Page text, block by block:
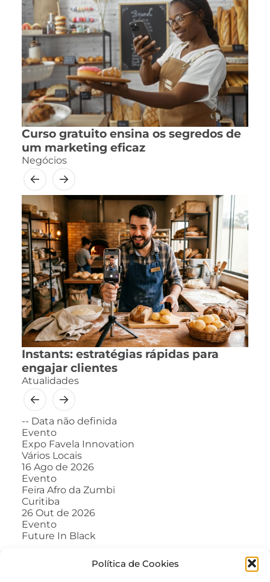
Política de Cookies
Curso gratuito ensina os segredos de
um marketing eficaz
Negócios
Instants: estratégias rápidas para
engajar clientes
Atualidades
-- Data não definida
Evento
Expo Favela Innovation
Vários Locais
16 Ago de 2026
Evento
Feira Afro da Zumbi
Curitiba
26 Out de 2026
Evento
Future In Black